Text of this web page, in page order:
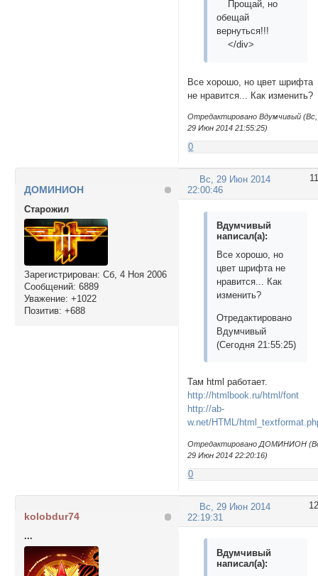
Прощай, но
обещай
вернуться!!!
</div>
Все хорошо, но цвет шрифта
не нравится... Как изменить?
Отредактировано Вдумчивый (Вс,
29 Июн 2014 21:55:25)
0
11
Вс, 29 Июн 2014
22:00:46
ДОМИНИОН
Cтарожил
Зарегистрирован: Сб, 4 Ноя 2006
Сообщений: 6889
Уважение: +1022
Позитив: +688
Вдумчивый
написал(а):
Все хорошо, но
цвет шрифта не
нравится... Как
изменить?
Отредактировано
Вдумчивый
(Сегодня 21:55:25)
Там html работает.
http://htmlbook.ru/html/font
http://ab-
w.net/HTML/
Отредактировано ДОМИНИОН
29 Июн 2014 22:20:16)
0
12
Вс, 29 Июн 2014
22:19:31
kolobdur74
...
Вдумчивый
написал(а):